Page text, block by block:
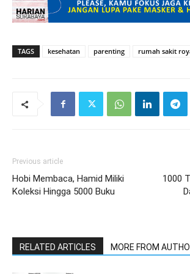
TAGS kesehatan parenting rumah sakit
Previous article
Hobi Membaca, Hamid Miliki
Koleksi Hingga 5000 Buku
1000
RELATED ARTICLES MORE FROM